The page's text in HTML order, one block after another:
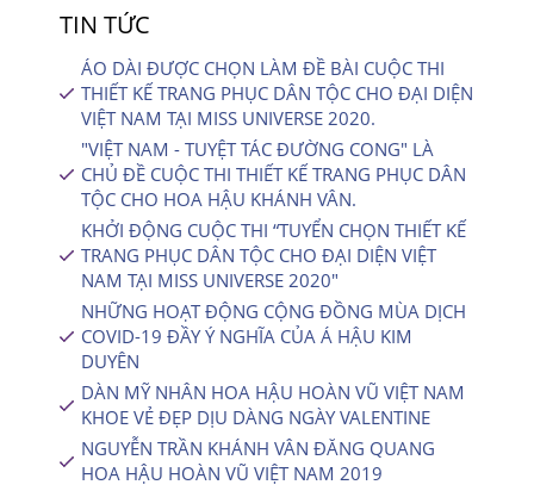
TIN TỨC
ÁO DÀI ĐƯỢC CHỌN LÀM ĐỀ BÀI CUỘC THI
THIẾT KẾ TRANG PHỤC DÂN TỘC CHO ĐẠI DIỆN
VIỆT NAM TẠI MISS UNIVERSE 2020.
"VIỆT NAM - TUYỆT TÁC ĐƯỜNG CONG" LÀ
CHỦ ĐỀ CUỘC THI THIẾT KẾ TRANG PHỤC DÂN
TỘC CHO HOA HẬU KHÁNH VÂN.
KHỞI ĐỘNG CUỘC THI “TUYỂN CHỌN THIẾT KẾ
TRANG PHỤC DÂN TỘC CHO ĐẠI DIỆN VIỆT
NAM TẠI MISS UNIVERSE 2020″
NHỮNG HOẠT ĐỘNG CỘNG ĐỒNG MÙA DỊCH
COVID-19 ĐẦY Ý NGHĨA CỦA Á HẬU KIM
DUYÊN
DÀN MỸ NHÂN HOA HẬU HOÀN VŨ VIỆT NAM
KHOE VẺ ĐẸP DỊU DÀNG NGÀY VALENTINE
NGUYỄN TRẦN KHÁNH VÂN ĐĂNG QUANG
HOA HẬU HOÀN VŨ VIỆT NAM 2019